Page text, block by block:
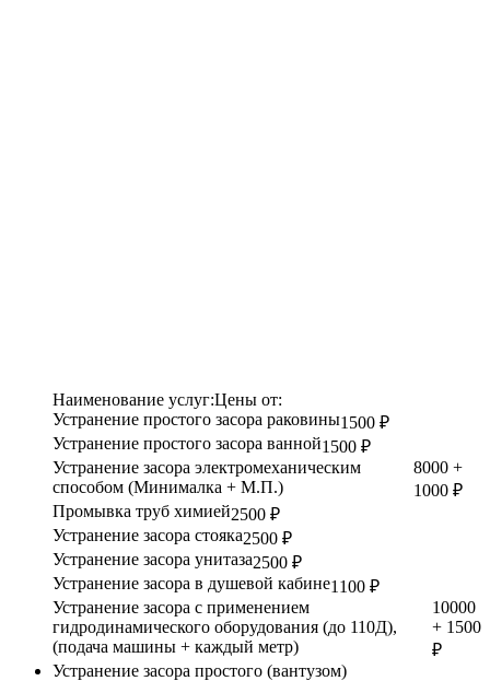
Наименование услуг:Цены от:
Устранение простого засора раковины1500 ₽
Устранение простого засора ванной1500 ₽
Устранение засора электромеханическим
способом (Минималка + М.П.)
8000 +
1000 ₽
Промывка труб химией2500 ₽
Устранение засора стояка2500 ₽
Устранение засора унитаза2500 ₽
Устранение засора в душевой кабине1100 ₽
Устранение засора с применением
гидродинамического оборудования (до 110Д),
(подача машины + каждый метр)
10000
+ 1500
₽
Устранение засора простого (вантузом)